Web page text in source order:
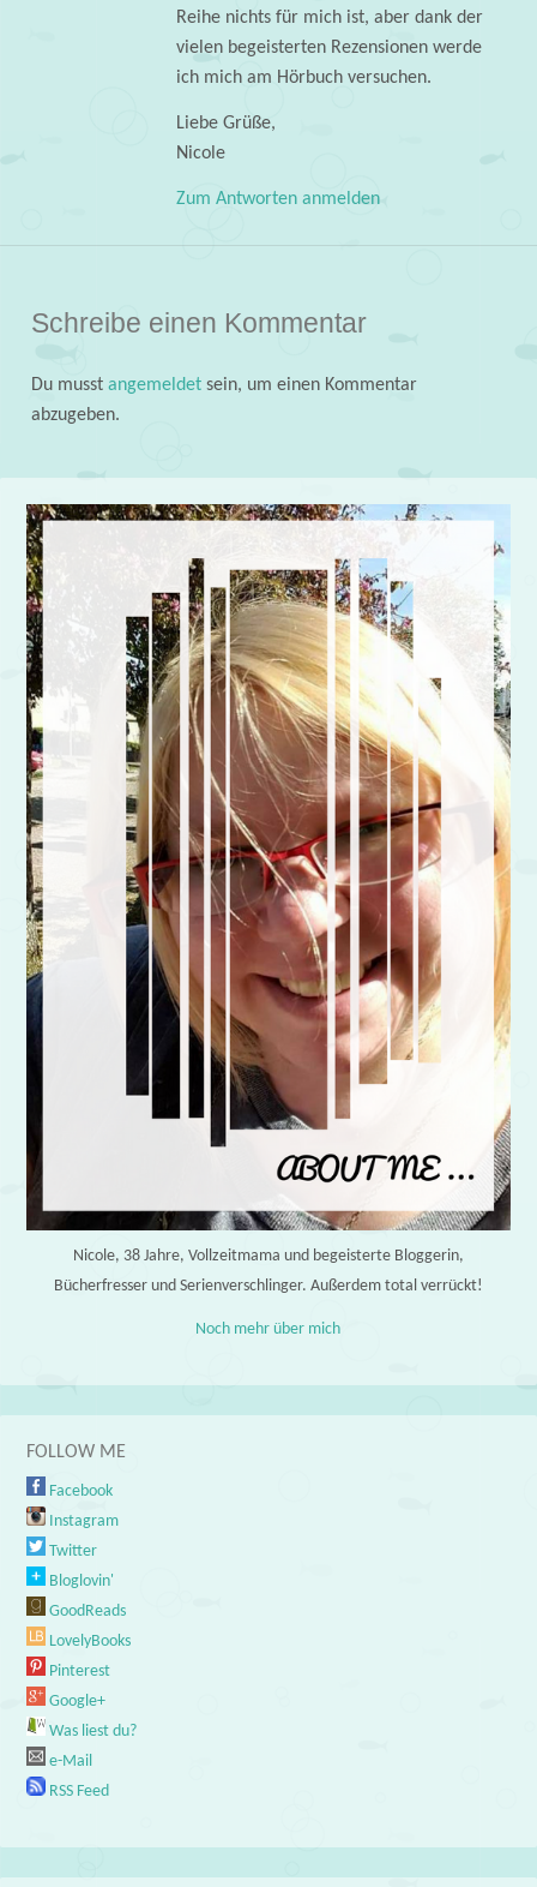
Reihe nichts für mich ist, aber dank der
vielen begeisterten Rezensionen werde
ich mich am Hörbuch versuchen.
Liebe Grüße,
Nicole
Zum Antworten anmelden
Schreibe einen Kommentar
Du musst angemeldetsein, um einen Kommentar
abzugeben.
Nicole, 38 Jahre, Vollzeitmama und begeisterte Bloggerin,
Bücherfresser und Serienverschlinger. Außerdem total verrückt!
Noch mehr über mich
FOLLOW ME
Facebook
Instagram
Twitter
Bloglovin'
GoodReads
LovelyBooks
Pinterest
Google+
Was liest du?
e-Mail
RSS Feed